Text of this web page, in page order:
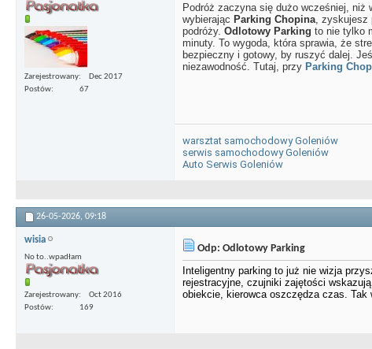
Zarejestrowany
Dec 2017
Postów
67
Podróż zaczyna się dużo wcześniej, niż
wybierając Parking Chopina, zyskujesz
podróży. Odlotowy Parking to nie tylko
minuty. To wygoda, która sprawia, że
bezpieczny i gotowy, by ruszyć dalej.
niezawodność. Tutaj, przy Parking
warsztat samochodowy Goleniów
serwis samochodowy Goleniów
Auto Serwis Goleniów
26-05-2026, 09:18
wisia
No to..wpadłam
Zarejestrowany
Oct 2016
Postów
169
Odp: Odlotowy Parking
Inteligentny parking to już nie wizja
rejestracyjne, czujniki zajętości
obiekcie, kierowca oszczędza czas. Tak